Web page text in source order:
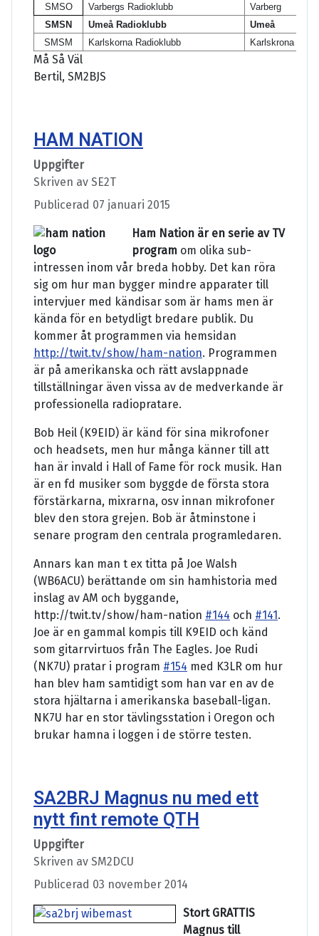
SMSO Varbergs Radioklubb
Varberg
SMSN
Umeå Radioklubb
Umeå
SMSM
Karlskorna Radioklubb Karlskrona
Må Så Väl
Bertil, SM2BJS
HAM NATION
Uppgifter
Skriven av SE2T
Publicerad 07 januari 2015
Ham Nation är en serie av TV
program om olika sub-
intressen inom vår breda hobby. Det kan röra
sig om hur man bygger mindre apparater till
intervjuer med kändisar som är hams men är
kända för en betydligt bredare publik. Du
kommer åt programmen via hemsidan
http://twit.tv/show/ham-nation. Programmen
är på amerikanska och rätt avslappnade
tillställningar även vissa av de medverkande är
professionella radiopratare.
Bob Heil (K9EID) är känd för sina mikrofoner
och headsets, men hur många känner till att
han är invald i Hall of Fame för rock musik. Han
är en fd musiker som byggde de första stora
förstärkarna, mixrarna, osv innan mikrofoner
blev den stora grejen. Bob är åtminstone i
senare program den centrala programledaren.
Annars kan man t ex titta på Joe Walsh
(WB6ACU) berättande om sin hamhistoria med
inslag av AM och byggande,
http://twit.tv/show/ham-nation #144 och #141.
Joe är en gammal kompis till K9EID och känd
som gitarrvirtuos från The Eagles. Joe Rudi
(NK7U) pratar i program #154 med K3LR om hur
han blev ham samtidigt som han var en av de
stora hjältarna i amerikanska baseball-ligan.
NK7U har en stor tävlingsstation i Oregon och
brukar hamna i loggen i de större testen.
SA2BRJ Magnus nu med ett
nytt fint remote QTH
Uppgifter
Skriven av SM2DCU
Publicerad 03 november 2014
Stort GRATTIS
Magnus till